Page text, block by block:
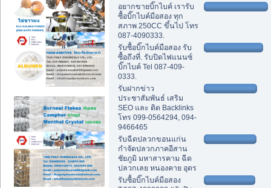
อยากขายบิ๊กไบค์ เรารับ
ซื้อบิ๊กไบค์มือสอง ทุก
สภาพ 250CC ขึ้นไป โทร
087-4090333.
รับซื้อบิ๊กไบค์มือสอง รับ
ซื้อถึงที่. รับปิดไฟแนนซ์
บิ๊กไบค์ Tel 087-409-
0333.
รับฝากข่าว
ประชาสัมพันธ์ เสริม
SEO และ ติด Backlinks
โทร 099-0564294, 094-
9466465
รับฉีดปลวกขอนแก่น
กำจัดปลวกภาคอีสาน
ชัยภูมิ มหาสารคาม ฉีด
ปลวกเลย หนองคาย อุดร
รับซื้อบิ๊กไบค์มือสอง